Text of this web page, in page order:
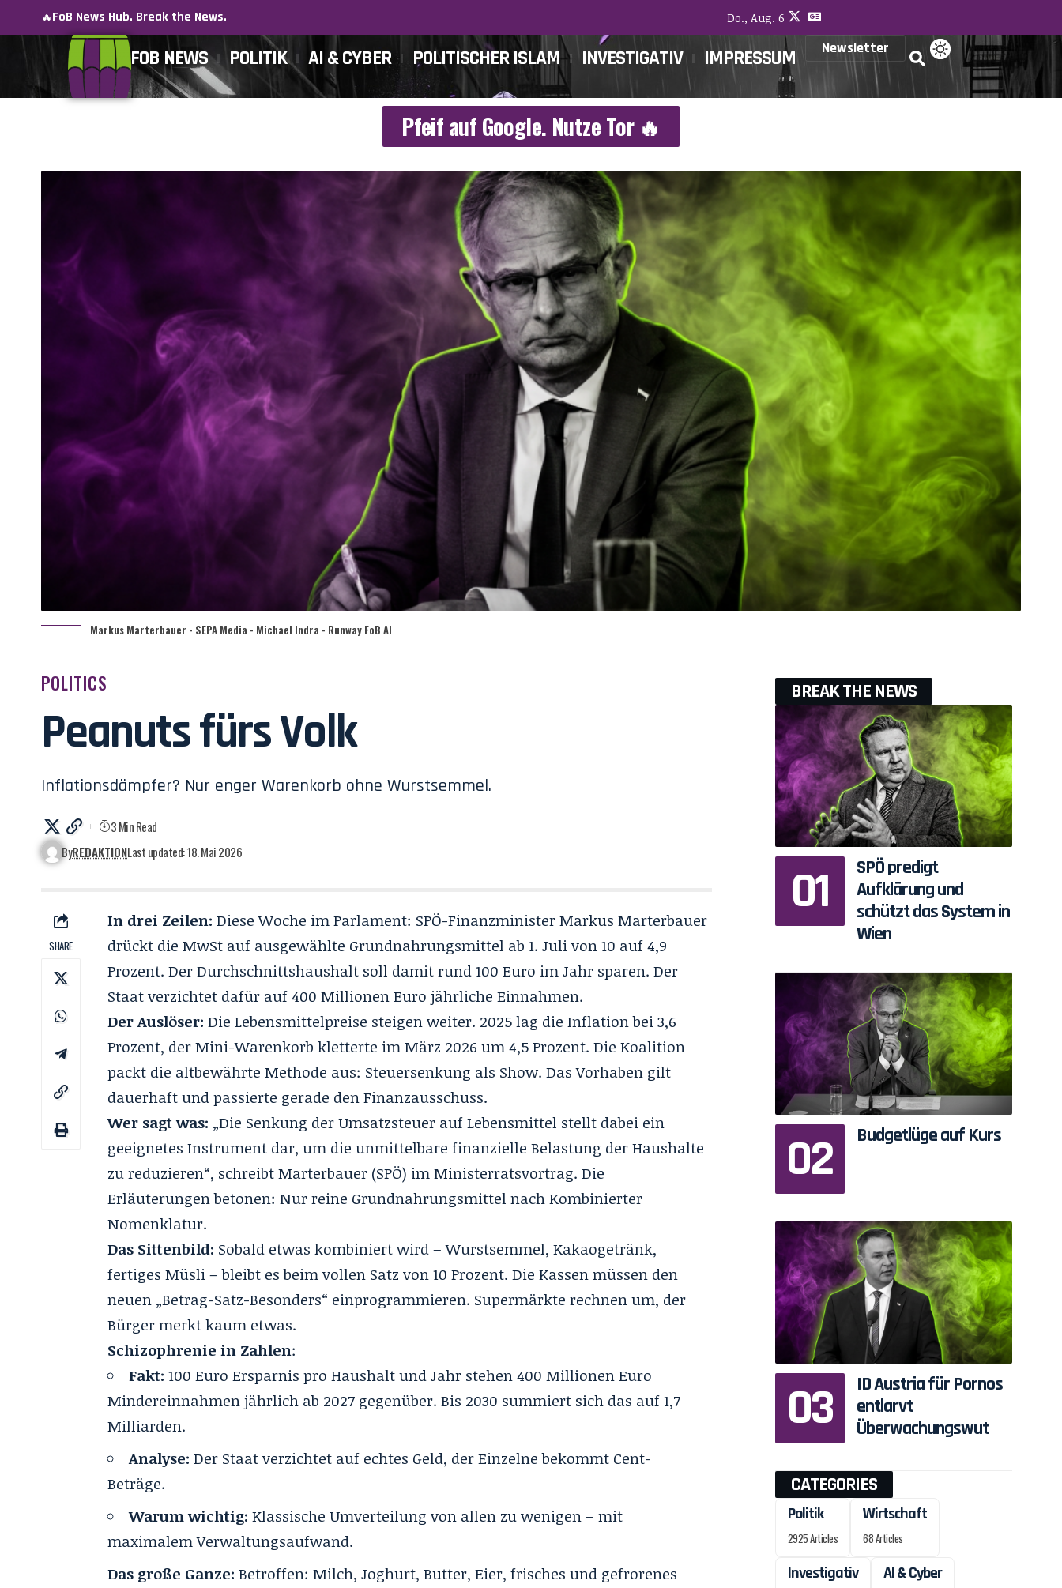
🔥FoB News Hub. Break the News. Do., Aug. 6
FOB NEWS POLITIK AI & CYBER POLITISCHER ISLAM INVESTIGATIV IMPRESSUM Newsletter
Pfeif auf Google. Nutze Tor 🔥
Markus Marterbauer - SEPA Media - Michael Indra - Runway FoB AI
POLITICS
Peanuts fürs Volk
Inflationsdämpfer? Nur enger Warenkorb ohne Wurstsemmel.
ByREDAKTIONLast updated: 18. Mai 2026
3 Min Read
SHARE
In drei Zeilen: Diese Woche im Parlament: SPÖ-Finanzminister Markus Marterbauer
drückt die MwSt auf ausgewählte Grundnahrungsmittel ab 1. Julivon 10 auf 4,9
Prozent. Der Durchschnittshaushalt soll damit rund 100 Euro im Jahr sparen. Der
Staat verzichtet dafür auf 400 Millionen Euro jährliche Einnahmen.
Der Auslöser: Die Lebensmittelpreise steigen weiter. 2025 lag die Inflation bei 3,6
Prozent, der Mini-Warenkorb kletterte im März 2026 um 4,5 Prozent. Die Koalition
packt die altbewährte Methode aus: Steuersenkung als Show. Das Vorhaben gilt
dauerhaft und passierte gerade den Finanzausschuss.
Wer sagt was: „Die Senkung der Umsatzsteuer auf Lebensmittel stellt dabei ein
geeignetes Instrument dar, um die unmittelbare finanzielle Belastung der Haushalte
zu reduzieren“, schreibt Marterbauer (SPÖ) im Ministerratsvortrag. Die
Erläuterungen betonen: Nur reine Grundnahrungsmittel nach Kombinierter
Nomenklatur.
Das Sittenbild: Sobald etwas kombiniert wird – Wurstsemmel, Kakaogetränk,
fertiges Müsli – bleibt es beim vollen Satz von 10 Prozent. Die Kassen müssen den
neuen „Betrag-Satz-Besonders“ einprogrammieren. Supermärkte rechnen um, der
Bürger merkt kaum etwas.
Schizophrenie in Zahlen:
Fakt: 100 Euro Ersparnis pro Haushaltund Jahr stehen 400 Millionen Euro
Mindereinnahmen jährlich ab 2027 gegenüber. Bis 2030 summiert sich das auf 1,7
Milliarden.
Analyse: Der Staat verzichtet auf echtes Geld, der Einzelne bekommt Cent-
Beträge.
Warum wichtig: Klassische Umverteilung von allen zu wenigen – mit
maximalem Verwaltungsaufwand.
Das große Ganze: Betroffen: Milch, Joghurt, Butter, Eier, frisches und gefrorenes
BREAK THE NEWS
SPÖ predigt
Aufklärung und
schützt das System in
Wien
Budgetlüge auf Kurs
ID Austria für Pornos
entlarvt
Überwachungswut
CATEGORIES
Politik
2925 Articles
Wirtschaft
68 Articles
Investigativ AI & Cyber